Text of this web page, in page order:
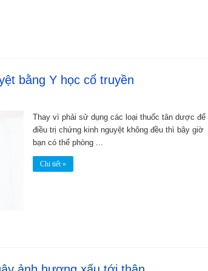
bằng Y học cổ truyền
Thay vì phải sử dụng các loại thuốc tân dược để
điều trị chứng kinh nguyệt không đều thì bây giờ
bạn có thể phòng ...
Chi tiết »